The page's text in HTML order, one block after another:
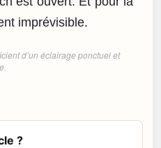
imprévisible.
d’un éclairage ponctuel et
?